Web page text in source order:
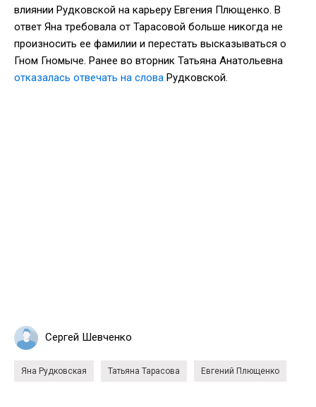
влиянии Рудковской на карьеру Евгения Плющенко. В
ответ Яна требовала от Тарасовой больше никогда не
произносить ее фамилии и перестать высказываться о
Гном Гномыче. Ранее во вторник Татьяна Анатольевна
отказалась отвечать на слова Рудковской.
Сергей Шевченко
Яна Рудковская Татьяна Тарасова Евгений Плющенко